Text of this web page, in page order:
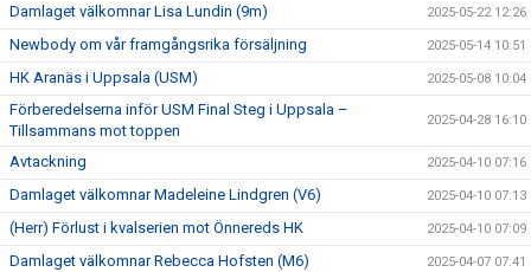
Damlaget välkomnar Lisa Lundin (9m) 2025-05-22 12:26
Newbody om vår framgångsrika försäljning 2025-05-14 10:51
HK Aranäs i Uppsala (USM) 2025-05-08 10:04
Förberedelserna inför USM Final Steg i Uppsala –
Tillsammans mot toppen
2025-04-28 16:10
Avtackning 2025-04-10 07:16
Damlaget välkomnar Madeleine Lindgren (V6) 2025-04-10 07:13
(Herr) Förlust i kvalserien mot Önnereds HK 2025-04-10 07:09
Damlaget välkomnar Rebecca Hofsten (M6) 2025-04-07 07:41